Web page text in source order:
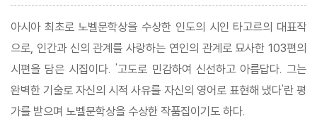
아시아 최초로 노벨문학상을 수상한 인도의 시인 타고르의 대표작
으로, 인간과 신의 관계를 사랑하는 연인의 관계로 묘사한 103편의
시편을 담은 시집이다. '고도로 민감하여 신선하고 아름답다. 그는
완벽한 기술로 자신의 시적 사유를 자신의 영어로 표현해 냈다'란 평
가를 받으며 노벨문학상을 수상한 작품집이기도 하다.